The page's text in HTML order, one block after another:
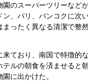
のスーパーツリーなど
、パリ、バンコクに次
ったく異なる清潔で整
ており、南国で特徴的
ルの朝食を済ませると
に出かけた。